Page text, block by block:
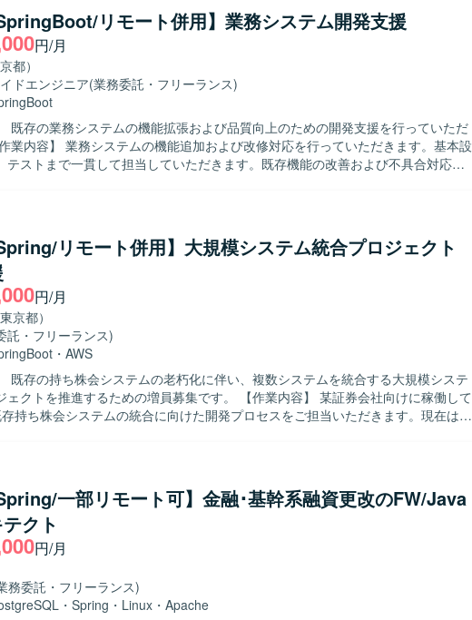
す。5名以上のチーム開発体制の中で、周囲と連携しながら自律的に動ける方、ド
ミュニケーションを通じて品質向上に取り組める方が望ましいです。 【ポジシ
生命保険業界向けのコアシステムに携わることで、業務知識とWebアプリケーシ
ルの双方を高めていただけます。上流工程から開発・保守まで一気通貫で関われ
定義スキルや設計力を伸ばしやすい環境です。CJFリプレイス対応など、レガシー
経験も積むことができます。 【開発環境】 JavaおよびSpringBootを中
アプリケーション開発環境となっております。クラウド技術としてAWSを利用す
り、要件定義や基本設計など上流工程にも関わる機会がございます。
リモート併用】業務システム開発支援
円/月
都）
ドエンジニア(業務委託・フリーランス)
既存の業務システムの機能拡張および品質向上のための開発支援を行っていただ
テストまで一貫して担当していただきます。既存機能の改善および不具合対応を
ため、上流
幅広い工程の経験を積むことができます。既存システムの機能追加や改善を通じ
面を高めていただけます。 【開発環境】 Java、Spring Boot、SQL、
を用いたWebシステム開発環境になります。
リモート併用】大規模システム統合プロジェクト
円/月
京都）
託・フリーランス)
・ AWS
既存の持ち株会システムの老朽化に伴い、複数システムを統合する大規模システ
進するための増員募集です。 【作業内容】 某証券会社向けに稼働して
持ち株会システムの統合に向けた開発プロセスをご担当いただきます。現在は要
にコミュニケーションを取りながらプロジェクトをリードしていただける方を求
金融、証券、クレジットカードなどの業務知識を活かし、要件や業務フローを正
計やレビューができる方が望ましいです。 【ポジションの魅力】 大規模な
プロジェクトに上流工程から参画でき、金融系システムの知見を深めながらPLや
験を積むことができます。長期にわたるプロジェクトのため、要件定義以降の各
できる点も魅力です。 【開発環境】 Java（Spring Bootまたは
とした環境での開発を行います。今後AWS環境下での開発に携わる可能性もあ
一部リモート可】金融･基幹系融資更改のFW/Java
クト
円/月
務委託・フリーランス)
・ Spring ・ Linux ・ Apache